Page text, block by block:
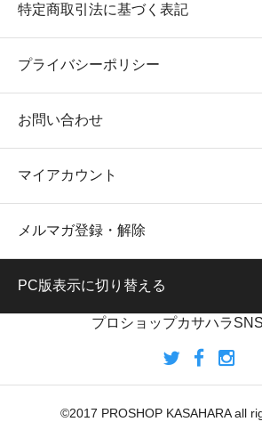
特定商取引法に基づく表記
プライバシーポリシー
お問い合わせ
マイアカウント
メルマガ登録・解除
PC版表示に切り替える
プロショップカサハラSNS
©2017 PROSHOP KASAHARA all